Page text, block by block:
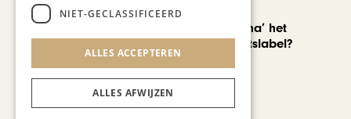
AUTOMOTIVE
Is ‘Made in China’ het
nieuwe kwaliteitslabel?
NIET-GECLASSIFICEERD
ALLES ACCEPTEREN
ALLES AFWIJZEN